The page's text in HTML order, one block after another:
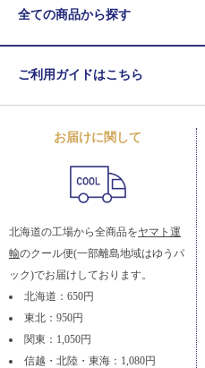
全ての商品から探す
ご利用ガイドはこちら
お届けに関して
北海道の工場から全商品をヤマト運
輸のクール便(一部離島地域はゆうパ
ック)でお届けしております。
北海道：650円
東北：950円
関東：1,050円
信越・北陸・東海：1,080円